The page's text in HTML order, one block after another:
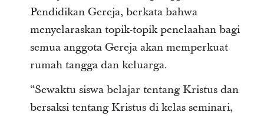
Pendidikan Gereja, berkata bahwa
menyelaraskan topik-topik penelaahan bagi
semua anggota Gereja akan memperkuat
rumah tangga dan keluarga.
“Sewaktu siswa belajar tentang Kristus dan
bersaksi tentang Kristus di kelas seminari,